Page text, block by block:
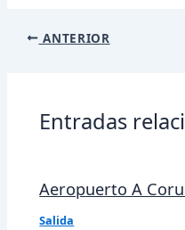
Navegación
ANTERIOR
Entradas
Aeropuerto A
Salida